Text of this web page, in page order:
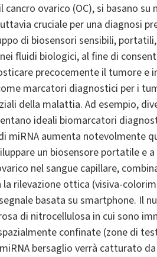
ovarico (OC), si basano su
cruciale per una diagnosi
di biosensori sensibili,
fluidi biologici, al fine di
precocemente il tumore e
marcatori diagnostici per i
della malattia. Ad esempio,
ideali biomarcatori
miRNA aumenta notevolmente
un biosensore portatile e
nel sangue capillare,
la rilevazione ottica (visiva-
basata su smartphone. Il
di nitrocellulosa in cui sono
confinate (zone di
bersaglio verrà catturato